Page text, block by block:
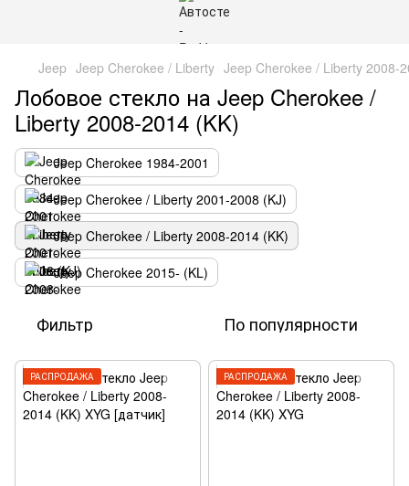
Jeep Jeep Cherokee / Liberty Jeep Cherokee / Liberty 2008-
Лобовое стекло на Jeep Cherokee /
Liberty 2008-2014 (KK)
Jeep Cherokee 1984-2001
Jeep Cherokee / Liberty 2001-2008 (KJ)
Jeep Cherokee / Liberty 2008-2014 (KK)
Jeep Cherokee 2015- (KL)
Фильтр По популярности
РАСПРОДАЖА РАСПРОДАЖА